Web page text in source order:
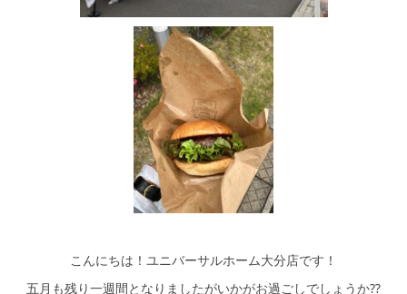
モデルハウス
ション
キャンペーン・コラボ情報
家づくりの知識
お問い合わせ
こんにちは！ユニバーサルホーム大分店です！
五月も残り一週間となりましたがいかがお過ごしでしょうか⁇